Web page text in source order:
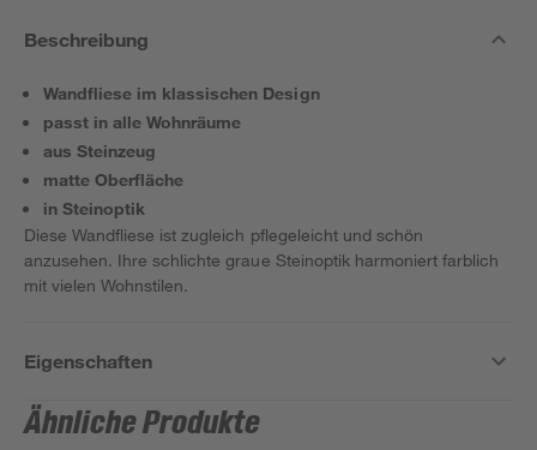
Beschreibung
Wandfliese im klassischen Design
passt in alle Wohnräume
aus Steinzeug
matte Oberfläche
in Steinoptik
Diese Wandfliese ist zugleich pflegeleicht und schön
anzusehen. Ihre schlichte graue Steinoptik harmoniert farblich
mit vielen Wohnstilen.
Eigenschaften
Ähnliche Produkte